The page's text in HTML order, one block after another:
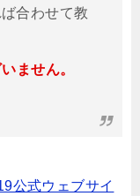
合わせて教
ません。
公式ウェブサイ